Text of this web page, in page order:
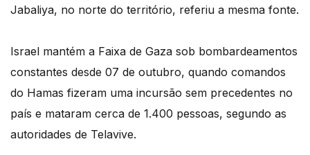
Jabaliya, no norte do território, referiu a mesma fonte.
Israel mantém a Faixa de Gaza sob bombardeamentos
constantes desde 07 de outubro, quando comandos
do Hamas fizeram uma incursão sem precedentes no
país e mataram cerca de 1.400 pessoas, segundo as
autoridades de Telavive.